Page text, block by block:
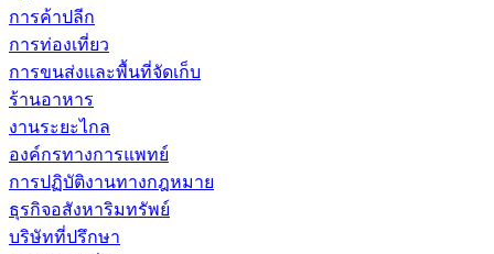
การค้าปลีก
การท่องเที่ยว
การขนส่งและพื้นที่จัดเก็บ
ร้านอาหาร
งานระยะไกล
องค์กรทางการแพทย์
การปฏิบัติงานทางกฎหมาย
ธุรกิจอสังหาริมทรัพย์
บริษัทที่ปรึกษา